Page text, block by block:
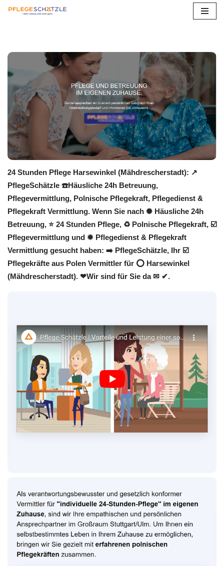
springen
24 Stunden Pflege Harsewinkel (Mähdrescherstadt): ↗️
PflegeSchätzle ☎️Häusliche 24h Betreuung,
Pflegevermittlung, Polnische Pflegekraft, Pflegedienst &
Pflegekraft Vermittlung. Wenn Sie nach ✺ Häusliche 24h
Betreuung, ⭐ 24 Stunden Pflege, ♻ Polnische Pflegekraft, ☑️
Pflegevermittlung und ✹ Pflegedienst & Pflegekraft
Vermittlung gesucht haben: ➡️ PflegeSchätzle, Ihr ☑️
Pflegekräfte aus Polen Vermittler für ⭕ Harsewinkel
(Mähdrescherstadt). ❤Wir sind für Sie da ✉ ✔.